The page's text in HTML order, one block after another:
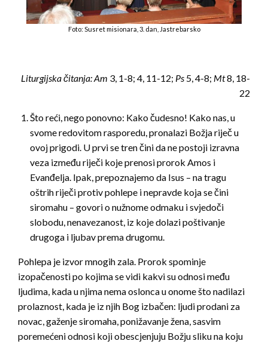
Foto: Susret misionara, 3. dan, Jastrebarsko
Liturgijska čitanja:Am 3, 1-8; 4, 11-12; Ps 5, 4-8; Mt8, 18-
22
Što reći, nego ponovno: Kako čudesno! Kako nas, u
svome redovitom rasporedu, pronalazi Božja riječ u
ovoj prigodi. U prvi se tren čini da ne postoji izravna
veza između riječi koje prenosi prorok Amos i
Evanđelja. Ipak, prepoznajemo da Isus – na tragu
oštrih riječi protiv pohlepe i nepravde koja se čini
siromahu – govori o nužnome odmaku i svjedoči
slobodu, nenavezanost, iz koje dolazi poštivanje
drugoga i ljubav prema drugomu.
Pohlepa je izvor mnogih zala. Prorok spominje
izopačenosti po kojima se vidi kakvi su odnosi među
ljudima, kada u njima nema oslonca u onome što nadilazi
prolaznost, kada je iz njih Bog izbačen: ljudi prodani za
novac, gaženje siromaha, ponižavanje žena, sasvim
poremećeni odnosi koji obescjenjuju Božju sliku na koju